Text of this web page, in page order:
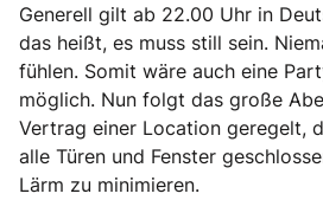
Generell gilt ab 22.00 Uhr in
das heißt, es muss still sein.
fühlen. Somit wäre auch eine
möglich. Nun folgt das große
Vertrag einer Location geregelt,
alle Türen und Fenster
Lärm zu minimieren.